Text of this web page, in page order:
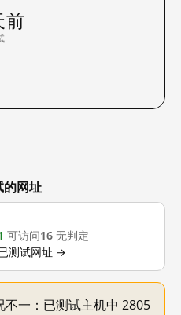
前
网址
可访问16 无判定
测试网址 →
一：已测试主机中 2805